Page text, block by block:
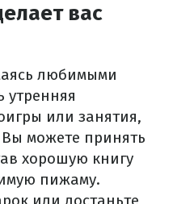
вас
любимыми
утренняя
или занятия,
можете принять
хорошую книгу
пижаму.